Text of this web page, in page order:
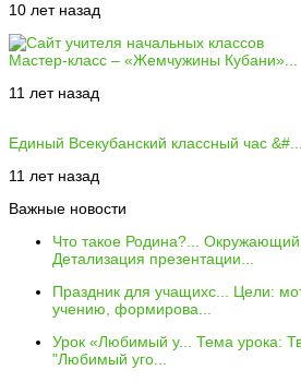
10 лет назад
Мастер-класс – «Жемчужины Кубани»...
11 лет назад
Единый Всекубанский классный час &#...
11 лет назад
Важные новости
Что такое Родина?...
Окружающий
Детализация презентации...
Праздник для учащихс...
Цели:
учению, формирова...
Урок «Любимый у...
Тема урока:
"Любимый уго...